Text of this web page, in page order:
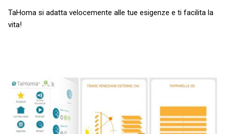
TaHoma si adatta velocemente alle tue esigenze e ti facilita la
vita!